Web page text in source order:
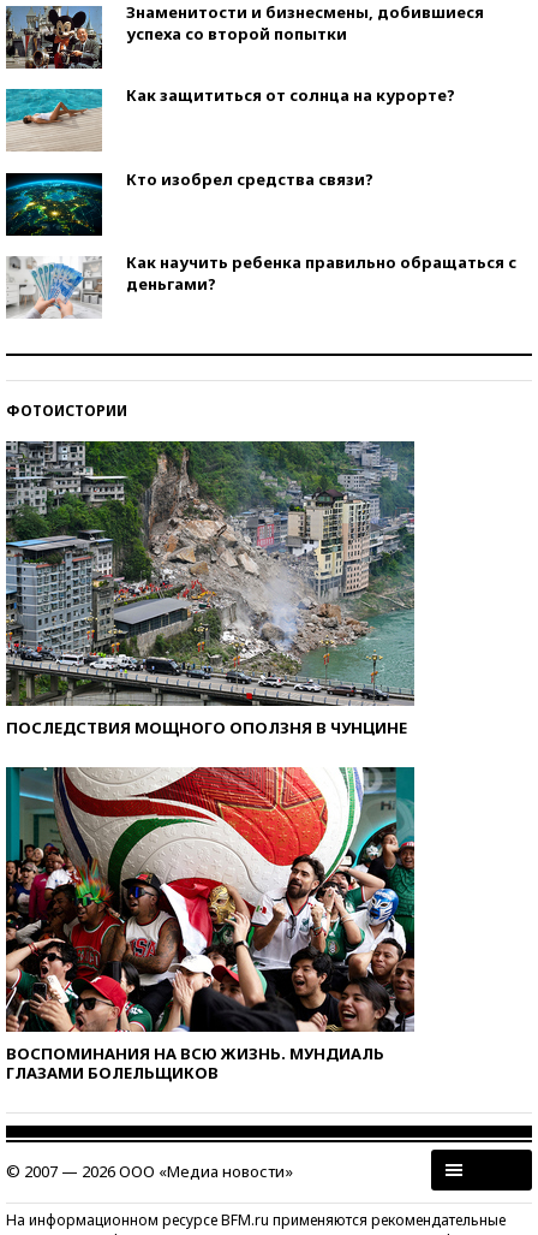
Знаменитости и бизнесмены, добившиеся
успеха со второй попытки
Как защититься от солнца на курорте?
Кто изобрел средства связи?
Как научить ребенка правильно обращаться с
деньгами?
ФОТОИСТОРИИ
ПОСЛЕДСТВИЯ МОЩНОГО ОПОЛЗНЯ В ЧУНЦИНЕ
ВОСПОМИНАНИЯ НА ВСЮ ЖИЗНЬ. МУНДИАЛЬ
ГЛАЗАМИ БОЛЕЛЬЩИКОВ
© 2007 — 2026 ООО «Медиа новости»
На информационном ресурсе BFM.ru применяются рекомендательные